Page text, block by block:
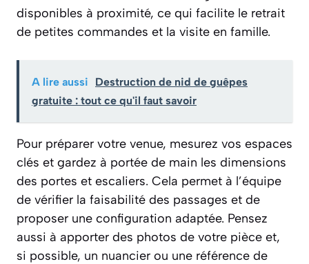
disponibles à proximité, ce qui facilite le retrait
de petites commandes et la visite en famille.
A lire aussi
Destruction de nid de guêpes
gratuite : tout ce qu'il faut savoir
Pour préparer votre venue, mesurez vos espaces
clés et gardez à portée de main les dimensions
des portes et escaliers. Cela permet à l’équipe
de vérifier la faisabilité des passages et de
proposer une configuration adaptée. Pensez
aussi à apporter des photos de votre pièce et,
si possible, un nuancier ou une référence de